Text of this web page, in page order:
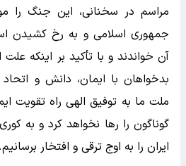
مراسم در سخنانی، این جنگ را
جمهوری اسلامی و به رخ کشیدن
آن خواندند و با تأکید بر اینکه
بدخواهان با ایمان، دانش و
ملت ما به توفیق الهی راه تقویت
گوناگون را رها نخواهد کرد و به
ایران را به اوج ترقی و افتخار برسانیم.